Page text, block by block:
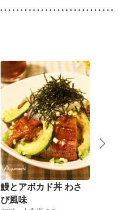
鰻とアボカド丼 わさ
び風味